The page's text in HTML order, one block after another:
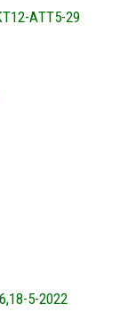
ΑΤΤ5-29
5-2022